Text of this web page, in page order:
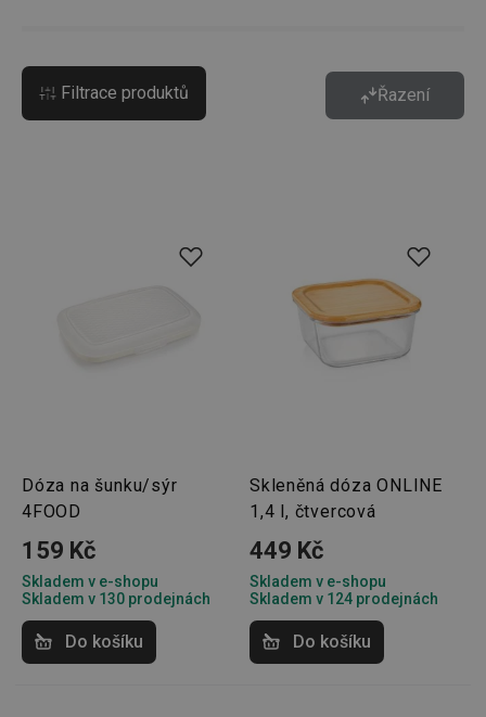
Filtrace produktů Řazení
Dóza na šunku/sýr
4FOOD
159 Kč
Skladem v e-shopu
Skladem v 130 prodejnách
Do košíku
Skleněná dóza ONLINE
1,4 l, čtvercová
449 Kč
Skladem v e-shopu
Skladem v 124 prodejnách
Do košíku